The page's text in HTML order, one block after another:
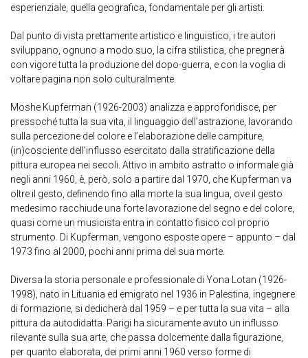
esperienziale, quella geografica, fondamentale per gli artisti.
Dal punto di vista prettamente artistico e linguistico, i tre autori
sviluppano, ognuno a modo suo, la cifra stilistica, che pregnerà
con vigore tutta la produzione del dopo-guerra, e con la voglia di
voltare pagina non solo culturalmente.
Moshe Kupferman (1926-2003) analizza e approfondisce, per
pressoché tutta la sua vita, il linguaggio dell’astrazione, lavorando
sulla percezione del colore e l’elaborazione delle campiture,
(in)cosciente dell’influsso esercitato dalla stratificazione della
pittura europea nei secoli. Attivo in ambito astratto o informale già
negli anni 1960, è, però, solo a partire dal 1970, che Kupferman va
oltre il gesto, definendo fino alla morte la sua lingua, ove il gesto
medesimo racchiude una forte lavorazione del segno e del colore,
quasi come un musicista entra in contatto fisico col proprio
strumento. Di Kupferman, vengono esposte opere – appunto – dal
1973 fino al 2000, pochi anni prima del sua morte.
Diversa la storia personale e professionale di Yona Lotan (1926-
1998), nato in Lituania ed emigrato nel 1936 in Palestina, ingegnere
di formazione, si dedicherà dal 1959 – e per tutta la sua vita – alla
pittura da autodidatta. Parigi ha sicuramente avuto un influsso
rilevante sulla sua arte, che passa dolcemente dalla figurazione,
per quanto elaborata, dei primi anni 1960 verso forme di